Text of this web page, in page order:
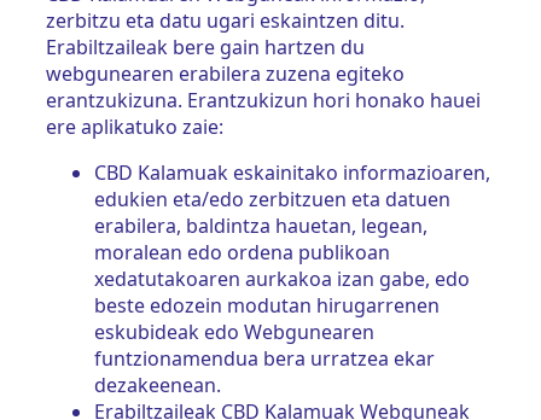
zerbitzu eta datu ugari eskaintzen ditu.
Erabiltzaileak bere gain hartzen du
webgunearen erabilera zuzena egiteko
erantzukizuna. Erantzukizun hori honako hauei
ere aplikatuko zaie:
CBD Kalamuak eskainitako informazioaren,
edukien eta/edo zerbitzuen eta datuen
erabilera, baldintza hauetan, legean,
moralean edo ordena publikoan
xedatutakoaren aurkakoa izan gabe, edo
beste edozein modutan hirugarrenen
eskubideak edo Webgunearen
funtzionamendua bera urratzea ekar
dezakeenean.
Erabiltzaileak CBD Kalamuak Webguneak